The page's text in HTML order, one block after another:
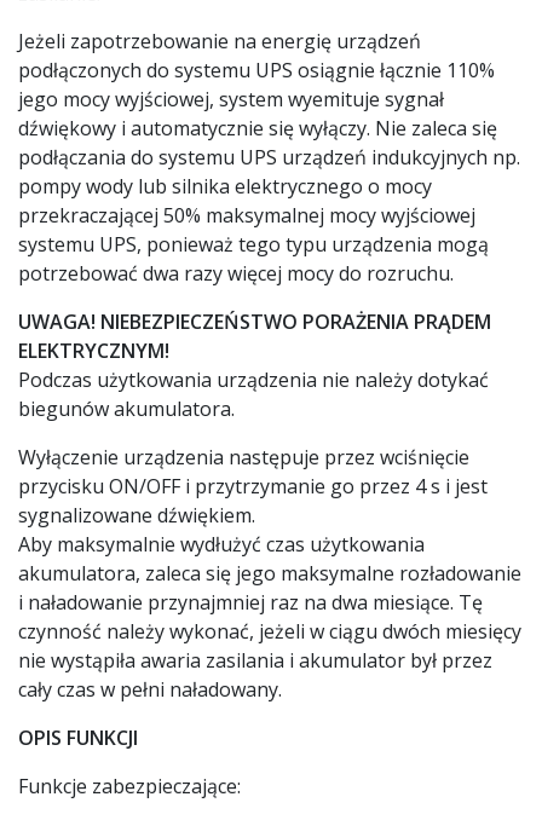
Jeżeli zapotrzebowanie na energię urządzeń
podłączonych do systemu UPS osiągnie łącznie 110%
jego mocy wyjściowej, system wyemituje sygnał
dźwiękowy i automatycznie się wyłączy. Nie zaleca się
podłączania do systemu UPS urządzeń indukcyjnych np.
pompy wody lub silnika elektrycznego o mocy
przekraczającej 50% maksymalnej mocy wyjściowej
systemu UPS, ponieważ tego typu urządzenia mogą
potrzebować dwa razy więcej mocy do rozruchu.
UWAGA! NIEBEZPIECZEŃSTWO PORAŻENIA PRĄDEM
ELEKTRYCZNYM!
Podczas użytkowania urządzenia nie należy dotykać
biegunów akumulatora.
Wyłączenie urządzenia następuje przez wciśnięcie
przycisku ON/OFF i przytrzymanie go przez 4 s i jest
sygnalizowane dźwiękiem.
Aby maksymalnie wydłużyć czas użytkowania
akumulatora, zaleca się jego maksymalne rozładowanie
i naładowanie przynajmniej raz na dwa miesiące. Tę
czynność należy wykonać, jeżeli w ciągu dwóch miesięcy
nie wystąpiła awaria zasilania i akumulator był przez
cały czas w pełni naładowany.
OPIS FUNKCJI
Funkcje zabezpieczające: